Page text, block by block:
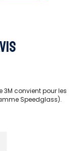
3M convient pour les
Speedglass).